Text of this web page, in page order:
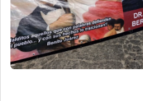
Espectáculos
Tecnología
Contacto